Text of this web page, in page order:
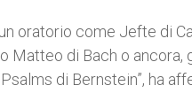
oratorio come Jefte di
Matteo di Bach o ancora,
di Bernstein”, ha